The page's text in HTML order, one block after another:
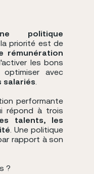
politique
priorité est de
rémunération
les bons
avec
salariés.
performante
répond à trois
talents, les
. Une politique
rapport à son
?